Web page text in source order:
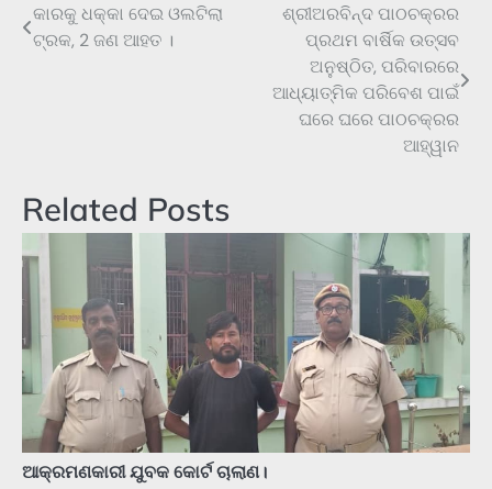
Post
navigation
କାରକୁ ଧକ୍କା ଦେଇ ଓଲଟିଲା
ଟ୍ରକ, 2 ଜଣ ଆହତ ।
ଶ୍ରୀଅରବିନ୍ଦ ପାଠଚକ୍ରର
ପ୍ରଥମ ବାର୍ଷିକ ଉତ୍ସବ
ଅନୁଷ୍ଠିତ, ପରିବାରରେ
ଆଧ୍ୟାତ୍ମିକ ପରିବେଶ ପାଇଁ
ଘରେ ଘରେ ପାଠଚକ୍ରର
ଆହ୍ୱାନ
Related Posts
ଆକ୍ରମଣକାରୀ ଯୁବକ କୋର୍ଟ ଚାଲାଣ।